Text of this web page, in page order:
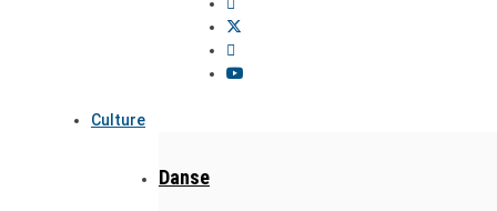
Culture
Danse